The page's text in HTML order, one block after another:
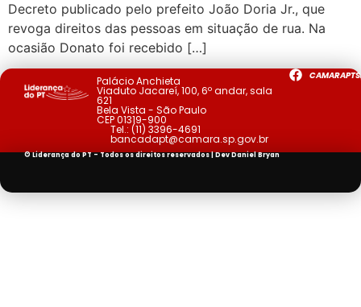
Decreto publicado pelo prefeito João Doria Jr., que
revoga direitos das pessoas em situação de rua. Na
ocasião Donato foi recebido […]
Palácio Anchieta
Viaduto Jacareí, 100, 6º andar, sala
621
Bela Vista - São Paulo
CEP 01319-900
Tel.: (11) 3396-4691
bancadapt@camara.sp.gov.br
© Liderança do PT - Todos os direitos reservados | DevDaniel Bryan